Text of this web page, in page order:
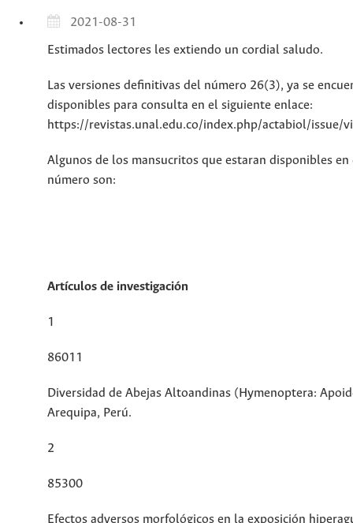
2021-08-31
Estimados lectores les extiendo un cordial saludo.
Las versiones definitivas del número 26(3), ya se
disponibles para consulta en el siguiente enlace:
https://revistas.unal.edu.co/index.php/actabiol/issue/
Algunos de los mansucritos que estaran disponibles en
número son:
Artículos de investigación
1
86011
Diversidad de Abejas Altoandinas (Hymenoptera:
Arequipa, Perú.
2
85300
Efectos adversos morfológicos en la exposición